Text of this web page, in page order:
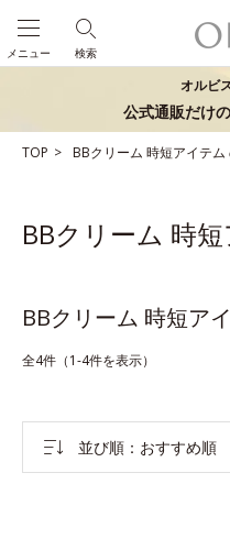
検索
メニュー
オルビ
公式通販だけ
TOP BBクリーム 時短アイテム
BBクリーム 時
BBクリーム 時短ア
全4件（1-4件を表示）
並び順 おすすめ順